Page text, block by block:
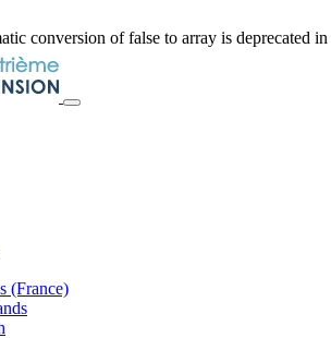
conversion of false to array is deprecated in
(France)